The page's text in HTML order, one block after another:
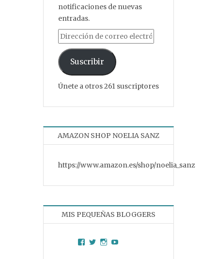
notificaciones de nuevas
entradas.
Dirección de correo electrónico
Suscribir
Únete a otros 261 suscriptores
AMAZON SHOP NOELIA SANZ
https://www.amazon.es/shop/noelia_sanz
MIS PEQUEÑAS BLOGGERS
Facebook
TwitterInstagram